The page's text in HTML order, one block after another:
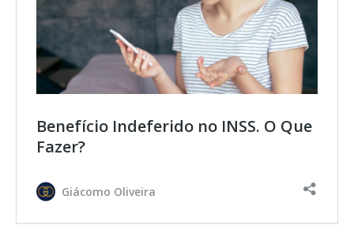
Benefício Indeferido no INSS. O Que
Fazer?
Giácomo Oliveira